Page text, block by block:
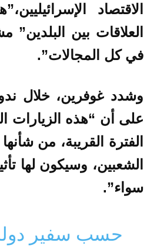
الاقتصاد
العلاقات بين
في كل المجالات”.
وشدد غوفرين، خلال
على أن “هذه الزيارات
الفترة القريبة، من
الشعبين، وسيكون لها
سواء”.
حسب سفير